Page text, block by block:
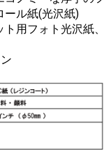
ール紙(光沢紙)
用フォト光沢紙、